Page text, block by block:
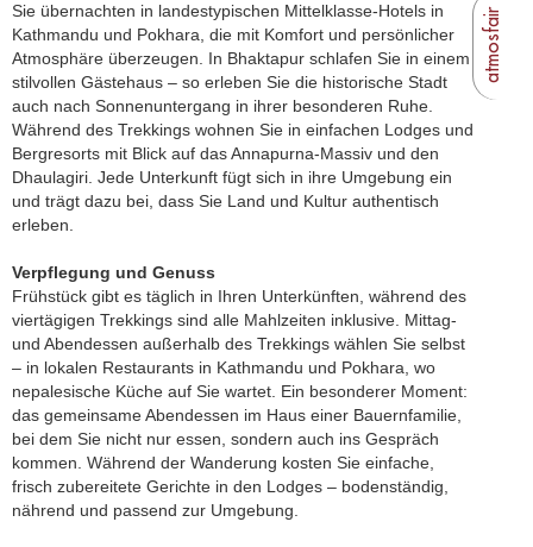
Sie übernachten in landestypischen Mittelklasse-Hotels in
Kathmandu und Pokhara, die mit Komfort und persönlicher
Atmosphäre überzeugen. In Bhaktapur schlafen Sie in einem
stilvollen Gästehaus – so erleben Sie die historische Stadt
auch nach Sonnenuntergang in ihrer besonderen Ruhe.
Während des Trekkings wohnen Sie in einfachen Lodges und
Bergresorts mit Blick auf das Annapurna-Massiv und den
Dhaulagiri. Jede Unterkunft fügt sich in ihre Umgebung ein
und trägt dazu bei, dass Sie Land und Kultur authentisch
erleben.
Verpflegung und Genuss
Frühstück gibt es täglich in Ihren Unterkünften, während des
viertägigen Trekkings sind alle Mahlzeiten inklusive. Mittag-
und Abendessen außerhalb des Trekkings wählen Sie selbst
– in lokalen Restaurants in Kathmandu und Pokhara, wo
nepalesische Küche auf Sie wartet. Ein besonderer Moment:
das gemeinsame Abendessen im Haus einer Bauernfamilie,
bei dem Sie nicht nur essen, sondern auch ins Gespräch
kommen. Während der Wanderung kosten Sie einfache,
frisch zubereitete Gerichte in den Lodges – bodenständig,
nährend und passend zur Umgebung.
atmosfair